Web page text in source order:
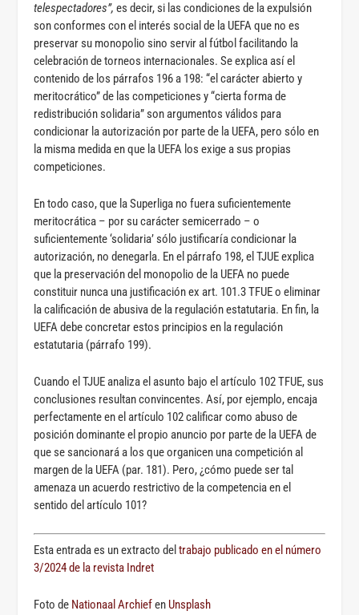
telespectadores”, es decir, si las condiciones de la expulsión
son conformes con el interés social de la UEFA que no es
preservar su monopolio sino servir al fútbol facilitando la
celebración de torneos internacionales. Se explica así el
contenido de los párrafos 196 a 198: “el carácter abierto y
meritocrático” de las competiciones y “cierta forma de
redistribución solidaria” son argumentos válidos para
condicionar la autorización por parte de la UEFA, pero sólo en
la misma medida en que la UEFA los exige a sus propias
competiciones.
En todo caso, que la Superliga no fuera suficientemente
meritocrática – por su carácter semicerrado – o
suficientemente ‘solidaria’ sólo justificaría condicionar la
autorización, no denegarla. En el párrafo 198, el TJUE explica
que la preservación del monopolio de la UEFA no puede
constituir nunca una justificación ex art. 101.3 TFUE o eliminar
la calificación de abusiva de la regulación estatutaria. En fin, la
UEFA debe concretar estos principios en la regulación
estatutaria (párrafo 199).
Cuando el TJUE analiza el asunto bajo el artículo 102 TFUE, sus
conclusiones resultan convincentes. Así, por ejemplo, encaja
perfectamente en el artículo 102 calificar como abuso de
posición dominante el propio anuncio por parte de la UEFA de
que se sancionará a los que organicen una competición al
margen de la UEFA (par. 181). Pero, ¿cómo puede ser tal
amenaza un acuerdo restrictivo de la competencia en el
sentido del artículo 101?
Esta entrada es un extracto deltrabajo publicado en el número
3/2024 de la revista Indret
Foto de Nationaal Archiefen Unsplash